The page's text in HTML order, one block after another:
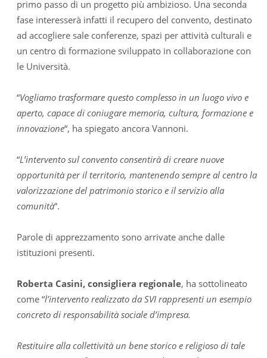
primo passo di un progetto più ambizioso. Una seconda
fase interesserà infatti il recupero del convento, destinato
ad accogliere sale conferenze, spazi per attività culturali e
un centro di formazione sviluppato in collaborazione con
le Università.
“Vogliamo trasformare questo complesso in un luogo vivo e
aperto, capace di coniugare memoria, cultura, formazione e
innovazione“, ha spiegato ancora Vannoni.
“L’intervento sul convento consentirà di creare nuove
opportunità per il territorio, mantenendo sempre al centro la
valorizzazione del patrimonio storico e il servizio alla
comunità“.
Parole di apprezzamento sono arrivate anche dalle
istituzioni presenti.
Roberta Casini, consigliera regionale, ha sottolineato
come “l’intervento realizzato da SVI rappresenti un esempio
concreto di responsabilità sociale d’impresa.
Restituire alla collettività un bene storico e religioso di tale